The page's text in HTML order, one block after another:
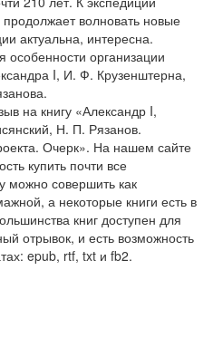
волновать новые
актуальна, интересна.
особенности организации
I, И. Ф. Крузенштерна,
на книгу «Александр I,
Н. П. Рязанов.
Очерк». На нашем сайте
купить почти все
можно совершить как
а некоторые книги есть в
книг доступен для
отрывок, и есть возможность
epub, rtf, txt и fb2.